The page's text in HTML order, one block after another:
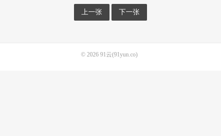
上一张 下一张
© 2026 91云(91yun.co)